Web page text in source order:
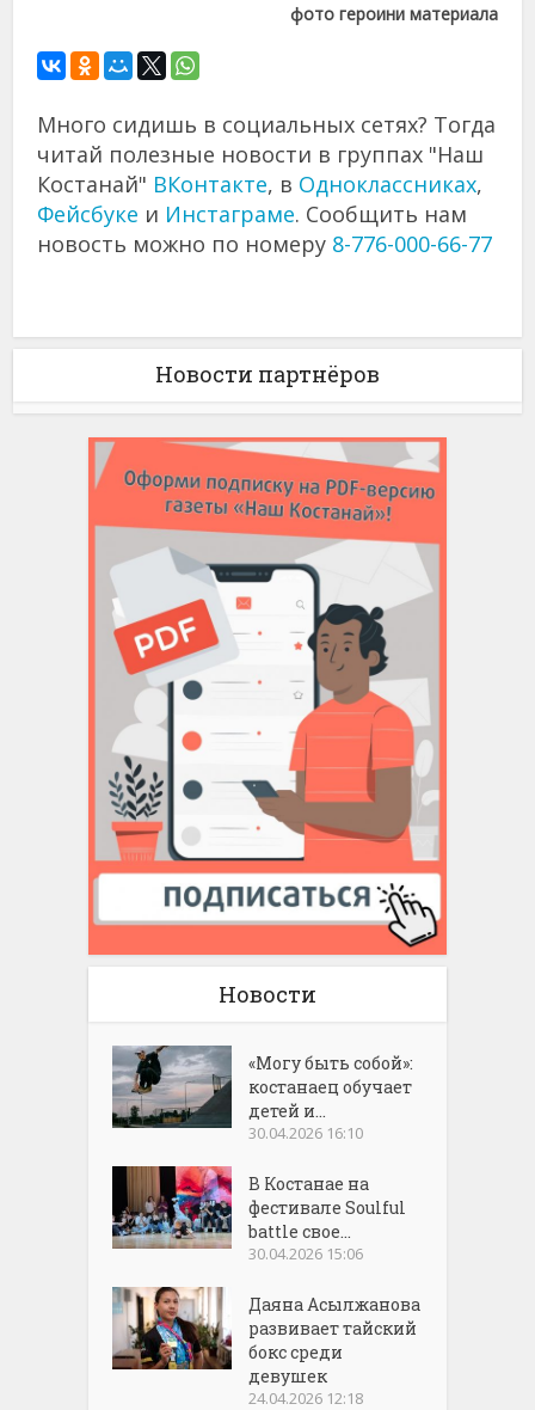
фото героини материала
Много сидишь в социальных сетях? Тогда
читай полезные новости в группах "Наш
Костанай" ВКонтакте, в Одноклассниках,
Фейсбуке и Инстаграме. Сообщить нам
новость можно по номеру 8-776-000-66-77
Новости партнёров
Новости
«Могу быть собой»:
костанаец обучает
детей и...
30.04.2026 16:10
В Костанае на
фестивале Soulful
battle свое...
30.04.2026 15:06
Даяна Асылжанова
развивает тайский
бокс среди
девушек
24.04.2026 12:18